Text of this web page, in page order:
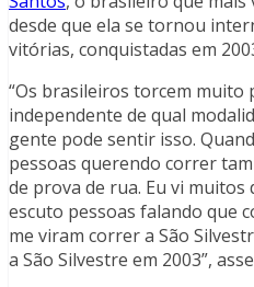
desde que ela se tornou
vitórias, conquistadas em
“Os brasileiros torcem
independente de qual
gente pode sentir isso.
pessoas querendo correr
de prova de rua. Eu vi
escuto pessoas falando que
me viram correr a São
a São Silvestre em 2003”,